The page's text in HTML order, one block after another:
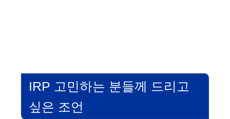
IRP 고민하는 분들께 드리고
싶은 조언